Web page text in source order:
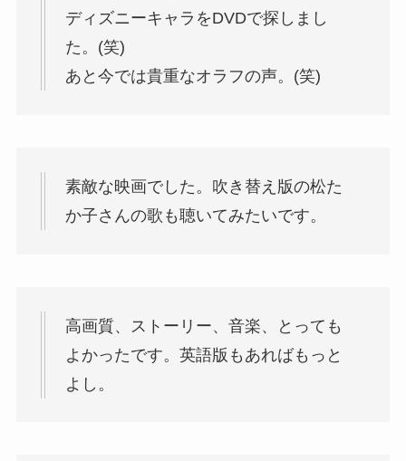
ディズニーキャラをDVDで探しまし
た。(笑)
あと今では貴重なオラフの声。(笑)
素敵な映画でした。吹き替え版の松た
か子さんの歌も聴いてみたいです。
高画質、ストーリー、音楽、とっても
よかったです。英語版もあればもっと
よし。